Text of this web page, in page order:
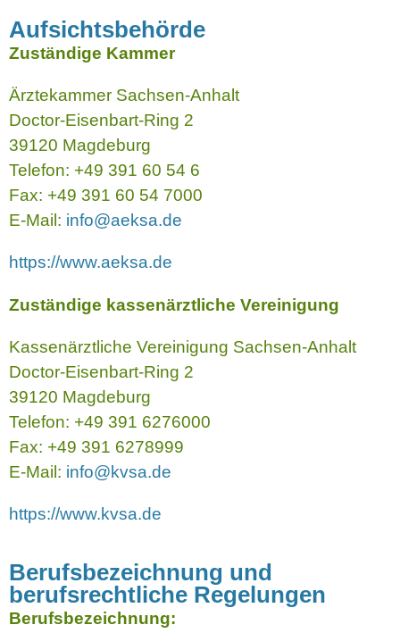
Aufsichtsbehörde
Zuständige Kammer
Ärztekammer Sachsen-Anhalt
Doctor-Eisenbart-Ring 2
39120 Magdeburg
Telefon: +49 391 60 54 6
Fax: +49 391 60 54 7000
E-Mail: info@aeksa.de
https://www.aeksa.de
Zuständige kassenärztliche Vereinigung
Kassenärztliche Vereinigung Sachsen-Anhalt
Doctor-Eisenbart-Ring 2
39120 Magdeburg
Telefon: +49 391 6276000
Fax: +49 391 6278999
E-Mail: info@kvsa.de
https://www.kvsa.de
Berufsbezeichnung und
berufsrechtliche Regelungen
Berufsbezeichnung: